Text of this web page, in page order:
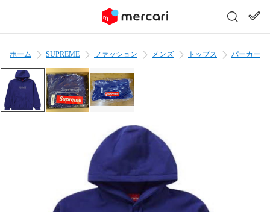
ホーム SUPREME ファッション メンズ トップス パーカー